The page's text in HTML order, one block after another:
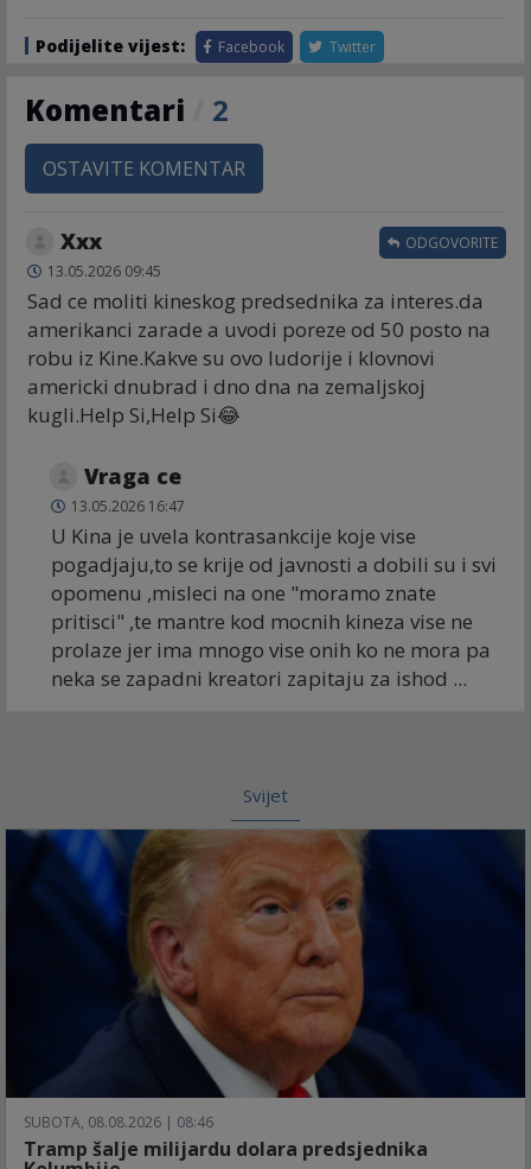
Podijelite vijest: Facebook Twitter
Komentari 2
OSTAVITE KOMENTAR
Xxx
13.05.2026 09:45
Sad ce moliti kineskog predsednika za interes.da
amerikanci zarade a uvodi poreze od 50 posto na
robu iz Kine.Kakve su ovo ludorije i klovnovi
americki dnubrad i dno dna na zemaljskoj
kugli.Help Si,Help Si😂
ODGOVORITE
Vraga ce
13.05.2026 16:47
U Kina je uvela kontrasankcije koje vise
pogadjaju,to se krije od javnosti a dobili su i svi
opomenu ,misleci na one "moramo znate
pritisci" ,te mantre kod mocnih kineza vise ne
prolaze jer ima mnogo vise onih ko ne mora pa
neka se zapadni kreatori zapitaju za ishod ...
Svijet
SUBOTA, 08.08.2026 | 08:46
Tramp šalje milijardu dolara predsjednika